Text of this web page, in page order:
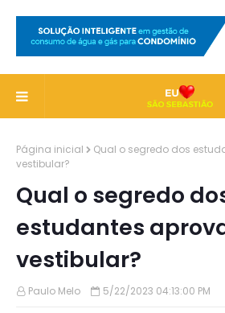
Página inicial
Qual o segredo dos
vestibular?
Qual o segredo
estudantes
vestibular?
Paulo Melo 5/22/2023 04:13:00 PM